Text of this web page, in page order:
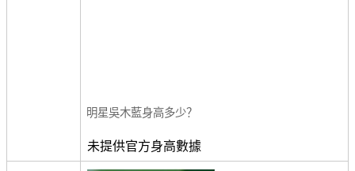
明星吳木藍身高多少？
未提供官方身高數據